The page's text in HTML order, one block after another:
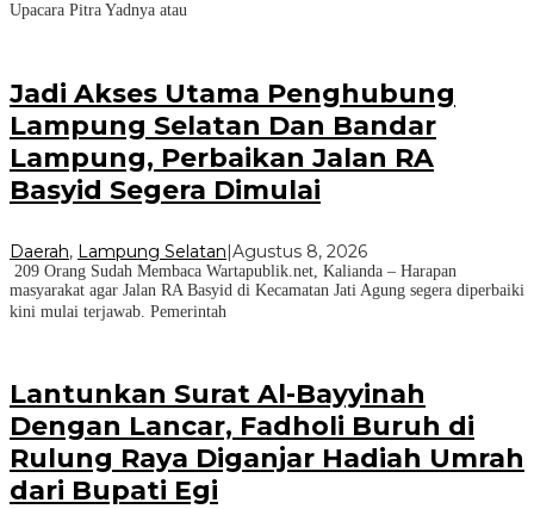
Upacara Pitra Yadnya atau
Jadi Akses Utama Penghubung
Lampung Selatan Dan Bandar
Lampung, Perbaikan Jalan RA
Basyid Segera Dimulai
Daerah, Lampung Selatan|Agustus 8, 2026
209 Orang Sudah Membaca Wartapublik.net, Kalianda – Harapan
masyarakat agar Jalan RA Basyid di Kecamatan Jati Agung segera diperbaiki
kini mulai terjawab. Pemerintah
Lantunkan Surat Al-Bayyinah
Dengan Lancar, Fadholi Buruh di
Rulung Raya Diganjar Hadiah Umrah
dari Bupati Egi